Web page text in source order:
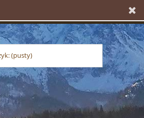
(pusty)